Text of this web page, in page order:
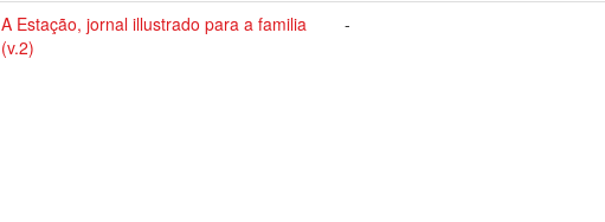
A Estação, jornal illustrado para a familia
(v.2)
-